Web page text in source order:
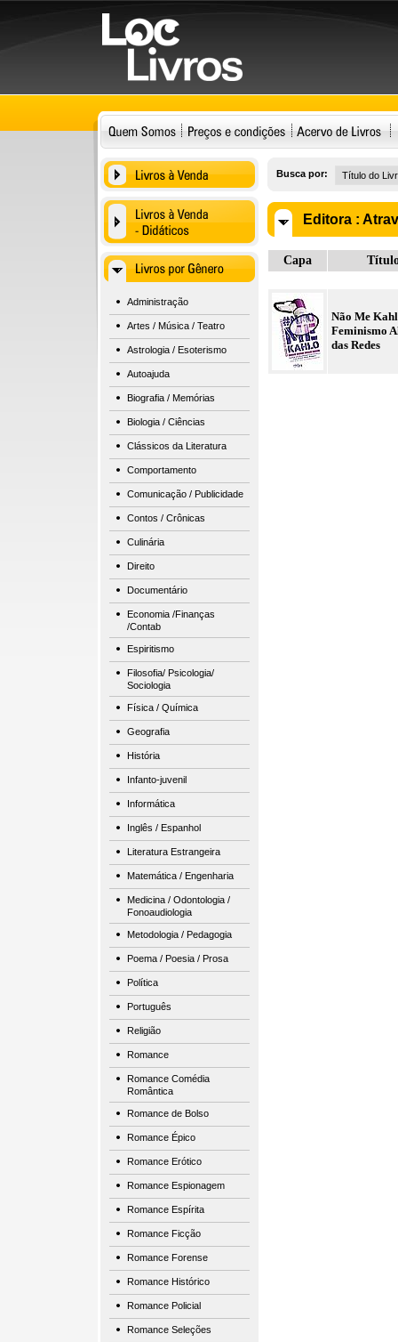
Administração
Artes / Música / Teatro
Astrologia / Esoterismo
Autoajuda
Biografia / Memórias
Biologia / Ciências
Clássicos da Literatura
Comportamento
Comunicação / Publicidade
Contos / Crônicas
Culinária
Direito
Documentário
Economia /Finanças
/Contab
Espiritismo
Filosofia/ Psicologia/
Sociologia
Física / Química
Geografia
História
Infanto-juvenil
Informática
Inglês / Espanhol
Literatura Estrangeira
Matemática / Engenharia
Medicina / Odontologia /
Fonoaudiologia
Metodologia / Pedagogia
Poema / Poesia / Prosa
Política
Português
Religião
Romance
Romance Comédia
Romântica
Romance de Bolso
Romance Épico
Romance Erótico
Romance Espionagem
Romance Espírita
Romance Ficção
Romance Forense
Romance Histórico
Romance Policial
Romance Seleções
Busca por:
Editora :
Capa
Não Me
Feminismo
das Redes